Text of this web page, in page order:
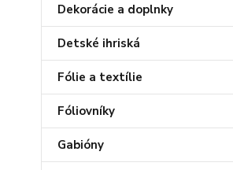
Dekorácie a doplnky
Detské ihriská
Fólie a textílie
Fóliovníky
Gabióny